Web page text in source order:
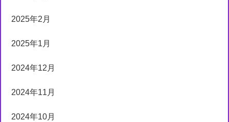
2025年2月
2025年1月
2024年12月
2024年11月
2024年10月